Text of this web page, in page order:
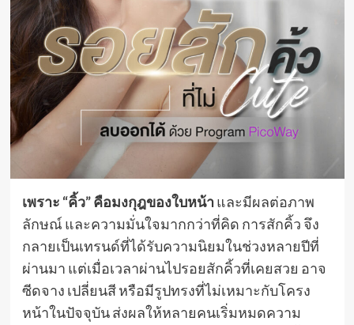
เพราะ “คิ้ว” คือมงกุฎของใบหน้าและมีผลต่อภาพ
ลักษณ์ และความมั่นใจมากกว่าที่คิด การสักคิ้ว จึง
กลายเป็นเทรนด์ที่ได้รับความนิยมในช่วงหลายปีที่
ผ่านมา แต่เมื่อเวลาผ่านไปรอยสักคิ้วที่เคยสวย อาจ
ซีดจาง เปลี่ยนสี หรือมีรูปทรงที่ไม่เหมาะกับโครง
หน้าในปัจจุบัน ส่งผลให้หลายคนเริ่มหมดความ